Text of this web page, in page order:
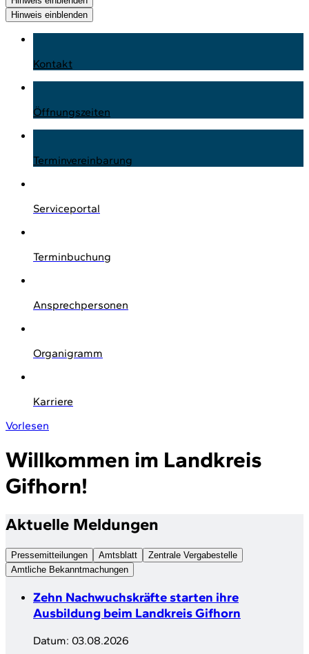
Hinweis einblenden
Kontakt
Öffnungszeiten
Terminvereinbarung
Serviceportal
Terminbuchung
Ansprechpersonen
Organigramm
Karriere
Vorlesen
Willkommen im Landkreis
Gifhorn!
Aktuelle Meldungen
Pressemitteilungen Amtsblatt
Zentrale Vergabestelle
Amtliche Bekanntmachungen
Zehn Nachwuchskräfte starten ihre
Ausbildung beim Landkreis Gifhorn
Datum: 03.08.2026